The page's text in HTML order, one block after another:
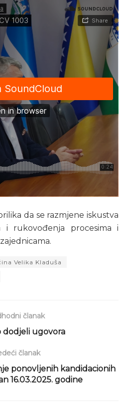
da se razmjene iskustva
i rukovođenja procesima i
Velika Kladuša
članak
dodjeli ugovora
članak
ponovljenih kandidacionih
16.03.2025. godine